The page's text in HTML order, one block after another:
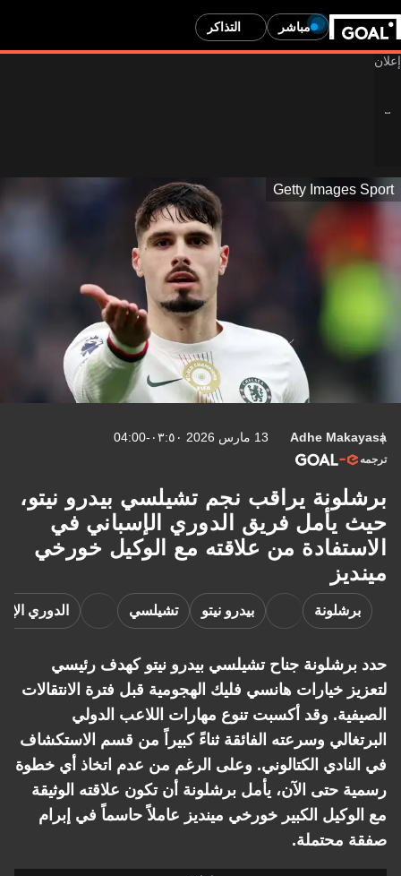
مباشر التذاكر
Getty Images Sport
Adhe Makayasa 13 مارس 2026 ٠٣:٥٠-04:00
ترجمه
برشلونة يراقب نجم تشيلسي بيدرو نيتو،
حيث يأمل فريق الدوري الإسباني في
الاستفادة من علاقته مع الوكيل خورخي
مينديز
برشلونة بيدرو نيتو تشيلسي الدوري
حدد برشلونة جناح تشيلسي بيدرو نيتو كهدف رئيسي
لتعزيز خيارات هانسي فليك الهجومية قبل فترة الانتقالات
الصيفية. وقد أكسبت تنوع مهارات اللاعب الدولي
البرتغالي وسرعته الفائقة ثناءً كبيراً من قسم الاستكشاف
في النادي الكتالوني. وعلى الرغم من عدم اتخاذ أي خطوة
رسمية حتى الآن، يأمل برشلونة أن تكون علاقته الوثيقة
مع الوكيل الكبير خورخي مينديز عاملاً حاسماً في إبرام
صفقة محتملة.